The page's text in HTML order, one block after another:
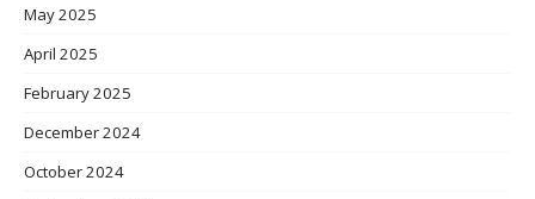
May 2025
April 2025
February 2025
December 2024
October 2024